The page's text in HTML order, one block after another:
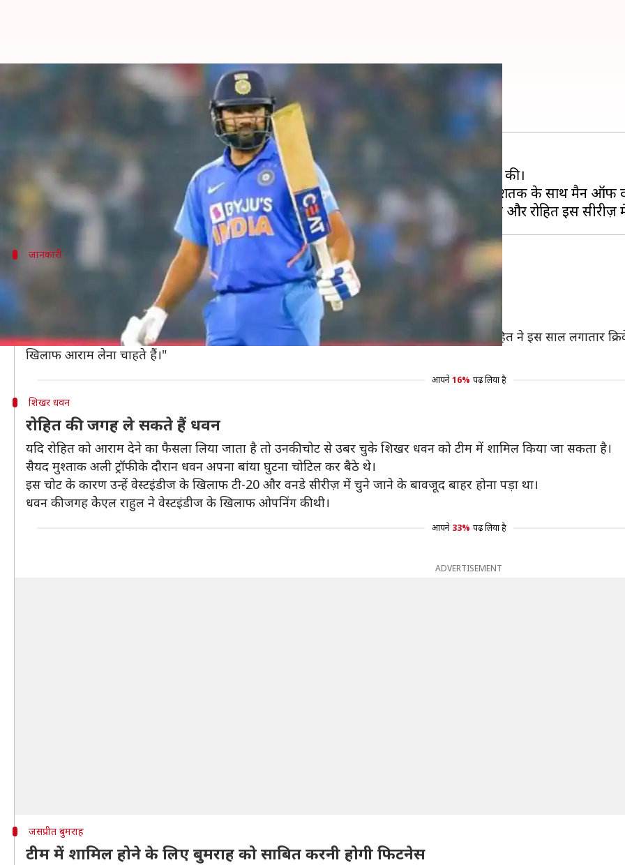
श्रीलंका के खिलाफ टी-20 सीरीज़ में आराम ले सकते हैं रोहित शर्मा
बीती रात भारत ने वेस्टइंडीज को चार विकेट से हराते हुए तीन मैचों की वनडे सीरीज़ 2-1 से अपने नाम की।
ओपनर बल्लेबाज रोहित शर्मा के लिए यह सीरीज़ शानदार रही और उन्होंने एक शतक और एक अर्धशतक के साथ मैन ऑफ
जानकारी
श्रीलंका के खिलाफ रोहित ले सकते हैं ब्रेक- BCCI सूत्र
भारत की लिमिटेड टीम क्रिकेट के उप-कप्तान रोहित ने इस सीजन तीनों फॉर्मेट में लगातार क्रिकेट खेला है।
हालांकि, श्रीलंका के खिलाफ टी-20 सीरीज़ के दौरान रोहित आराम लेने पर विचार कर रहे हैं।
BCCI के सूत्र के मुताबिक, "आमतौर पर चयनकर्ता टी-20 टीम में किसी को आराम नहीं देते हैं, लेकिन रोहित ने इस साल लगातार
खिलाफ आराम लेना चाहते हैं।"
आपने 16% पढ़ लिया है
शिखर धवन
रोहित की जगह ले सकते हैं धवन
यदि रोहित को आराम देने का फैसला लिया जाता है तो उनकी चोट से उबर चुके शिखर धवन को टीम में शामिल किया जा सकता है।
सैयद मुश्ताक अली ट्रॉफी के दौरान धवन अपना बांया घुटना चोटिल कर बैठे थे।
इस चोट के कारण उन्हें वेस्टइंडीज के खिलाफ टी-20 और वनडे सीरीज़ में चुने जाने के बावजूद बाहर होना पड़ा था।
धवन की जगह केेएल राहुल ने वेस्टइंडीज के खिलाफ ओपनिंग की थी।
आपने 33% पढ़ लिया है
ADVERTISEMENT
जसप्रीत बुमराह
टीम में शामिल होने के लिए बुमराह को साबित करनी होगी फिटनेस